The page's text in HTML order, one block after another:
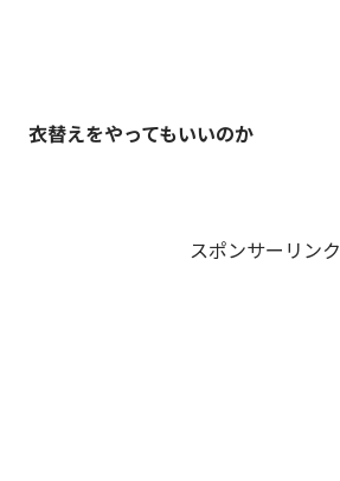
衣替えをやってもいいのか
スポンサーリンク